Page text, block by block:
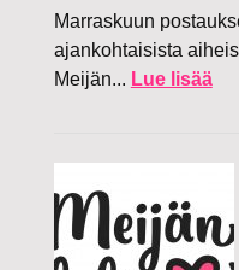
Marraskuun
ajankohtaisista
Meijän... Lue lisää